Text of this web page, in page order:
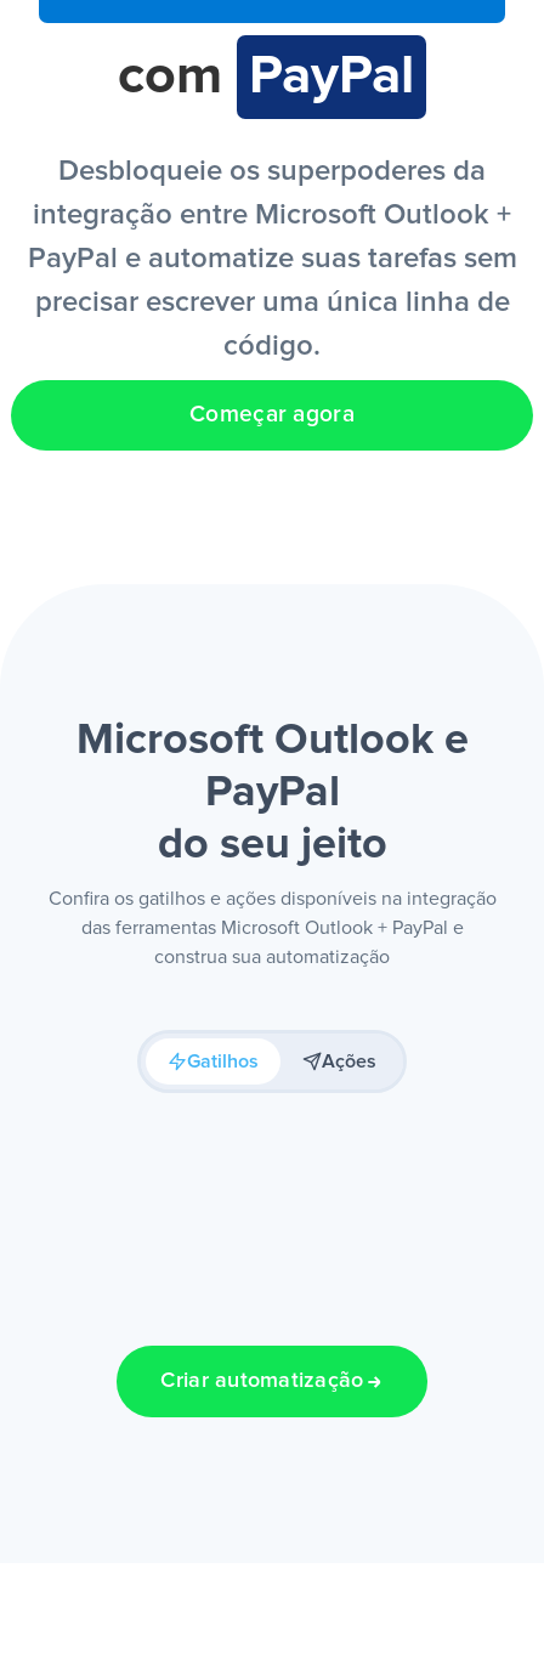
PT
com
PayPal
Desbloqueie os superpoderes da
integração entre Microsoft Outlook +
PayPal e automatize suas tarefas sem
precisar escrever uma única linha de
código.
Começar agora
Microsoft Outlook e
PayPal
do seu jeito
Confira os gatilhos e ações disponíveis na integração
das ferramentas Microsoft Outlook + PayPal e
construa sua automatização
Gatilhos Ações
Criar automatização